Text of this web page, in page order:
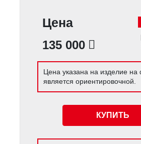
Цена
135 000
Цена указана на изделие на
является ориентировочной.
КУПИТЬ